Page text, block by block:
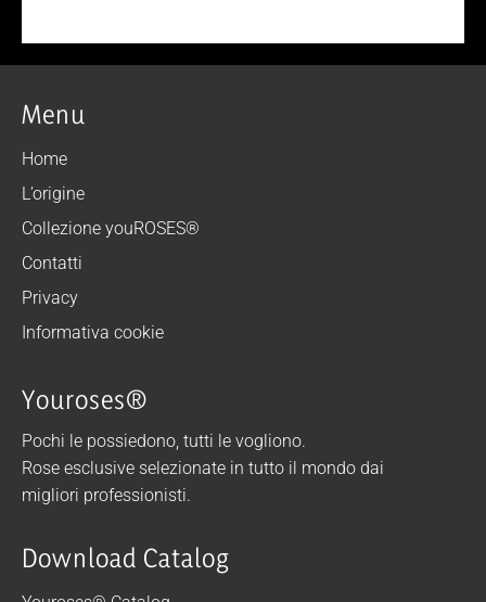
Menu
Home
L’origine
Collezione youROSES®
Contatti
Privacy
Informativa cookie
Youroses®
Pochi le possiedono, tutti le vogliono.
Rose esclusive selezionate in tutto il mondo dai
migliori professionisti.
Download Catalog